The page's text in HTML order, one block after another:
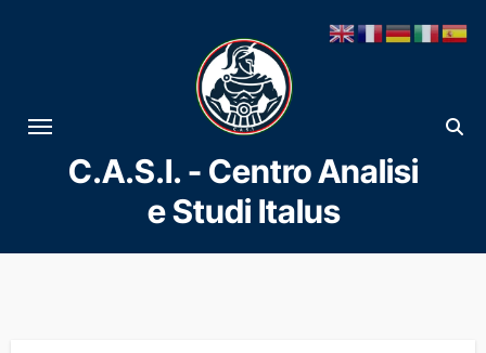
al
contenuto
C.A.S.I. - Centro Analisi
e Studi Italus